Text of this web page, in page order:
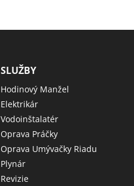
SLUŽBY
Hodinový Manžel
Elektrikár
Vodoinštalatér
Oprava Práčky
Oprava Umývačky Riadu
Plynár
Revizie